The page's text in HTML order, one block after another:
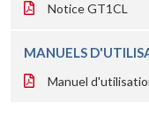
Notice GT1CL
MANUELS
Manuel